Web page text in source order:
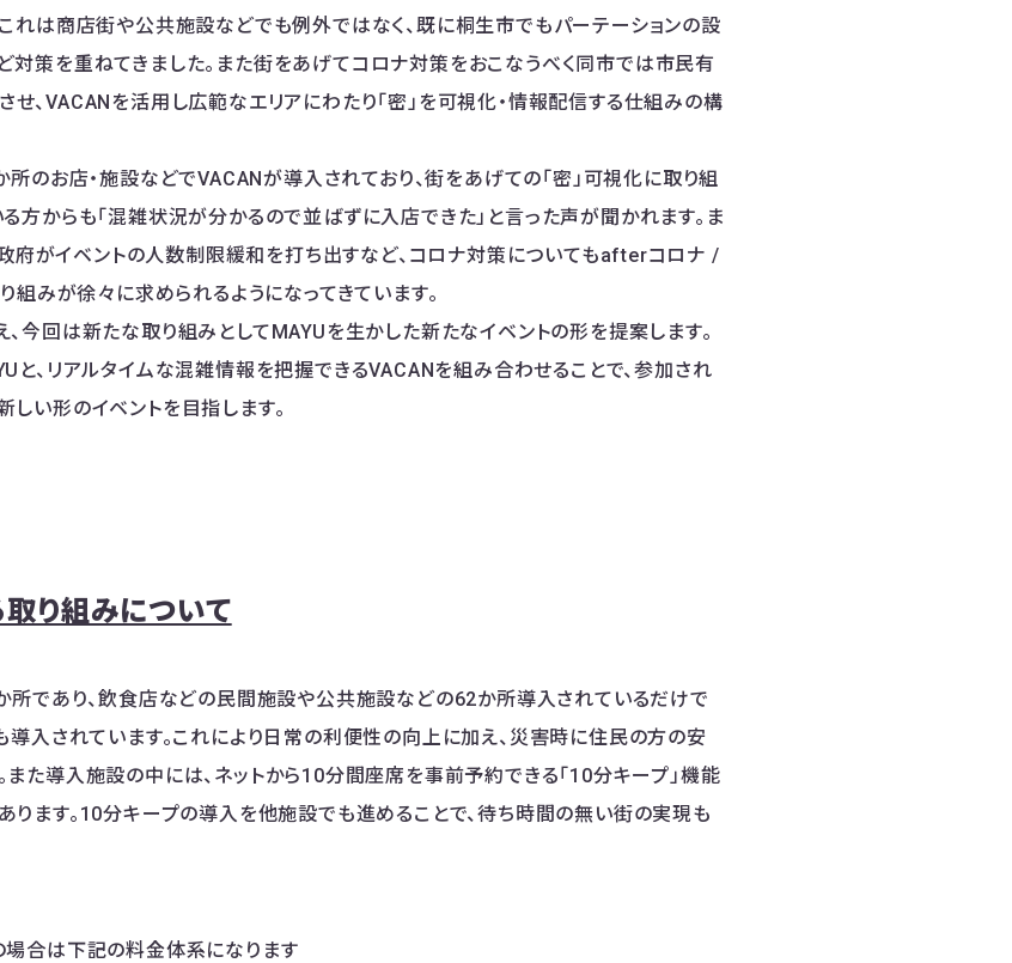
これは商店街や公共施設などでも例外ではなく、既に桐生市でもパーテーションの設
対策を重ねてきました。また街をあげてコロナ対策をおこなうべく同市では市民有
せ、VACANを活用し広範なエリアにわたり「密」を可視化・情報配信する仕組みの構
のお店・施設などでVACANが導入されており、街をあげての「密」可視化に取り組
方からも「混雑状況が分かるので並ばずに入店できた」と言った声が聞かれます。ま
府がイベントの人数制限緩和を打ち出すなど、コロナ対策についてもafterコロナ /
みが徐々に求められるようになってきています。
今回は新たな取り組みとしてMAYUを生かした新たなイベントの形を提案します。
と、リアルタイムな混雑情報を把握できるVACANを組み合わせることで、参加され
い形のイベントを目指します。
り組みについて
所であり、飲食店などの民間施設や公共施設などの62か所導入されているだけで
導入されています。これにより日常の利便性の向上に加え、災害時に住民の方の安
また導入施設の中には、ネットから10分間座席を事前予約できる「10分キープ」機能
ります。10分キープの導入を他施設でも進めることで、待ち時間の無い街の実現も
合は下記の料金体系になります